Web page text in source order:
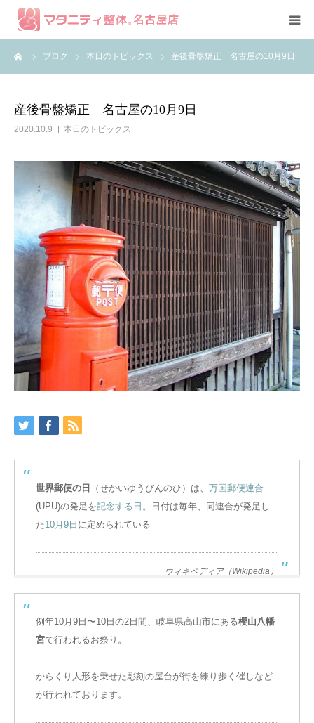
ブログ 本日のトピックス 産後骨盤矯正 名古屋の10月9日
産後骨盤矯正 名古屋の10月9日
2020.10.9 本日のトピックス
世界郵便の日 （せかいゆうびんのひ）は、 万国郵便連合
(UPU)の発足を記念する日 。日付は毎年、同連合が発足し
た10月9日 に定められている
ウィキペディア（Wikipedia）
例年10月9日〜10日の2日間、岐阜県高山市にある櫻山八幡
宮で行われるお祭り。
からくり人形を乗せた彫刻の屋台が街を練り歩く催しなど
が行われております。
コース紹介